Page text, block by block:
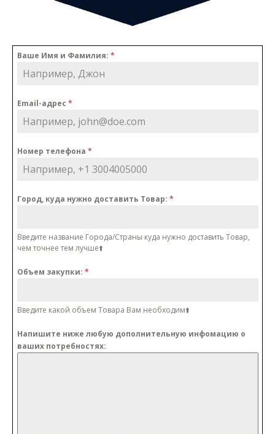
Ваше Имя и Фамилия: *
Email-адрес *
Номер телефона *
Город, куда нужно доставить Товар: *
Введите название Города/Cтраны куда нужно доставить Товар,
чем точнее тем лучше⬆️
Объем закупки: *
Введите какой объем Товара Вам необходим⬆️
Напишите ниже любую дополнительную инфомацию о
ваших потребностях: